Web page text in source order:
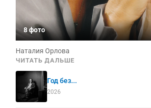
8 фото
Наталия Орлова
ЧИТАТЬ ДАЛЬШЕ
Год без...
2026